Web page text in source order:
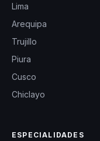
Lima
Arequipa
Trujillo
Piura
Cusco
Chiclayo
ESPECIALIDADES